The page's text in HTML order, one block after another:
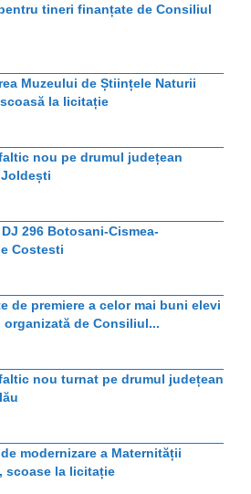
tineri finanțate de Consiliul
Muzeului de Științele Naturii
la licitație
nou pe drumul județean
296 Botosani-Cismea-
Costesti
de premiere a celor mai buni elevi
de Consiliul...
nou turnat pe drumul județean
modernizare a Maternității
scoase la licitație